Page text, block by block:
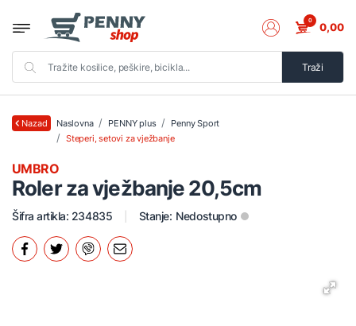
Traži
0 0,00
Nazad Naslovna PENNY plus
Penny Sport
Steperi, setovi za vježbanje
Roler za vježbanje 20,5cm
UMBRO
Šifra artikla: 234835 Stanje: Nedostupno